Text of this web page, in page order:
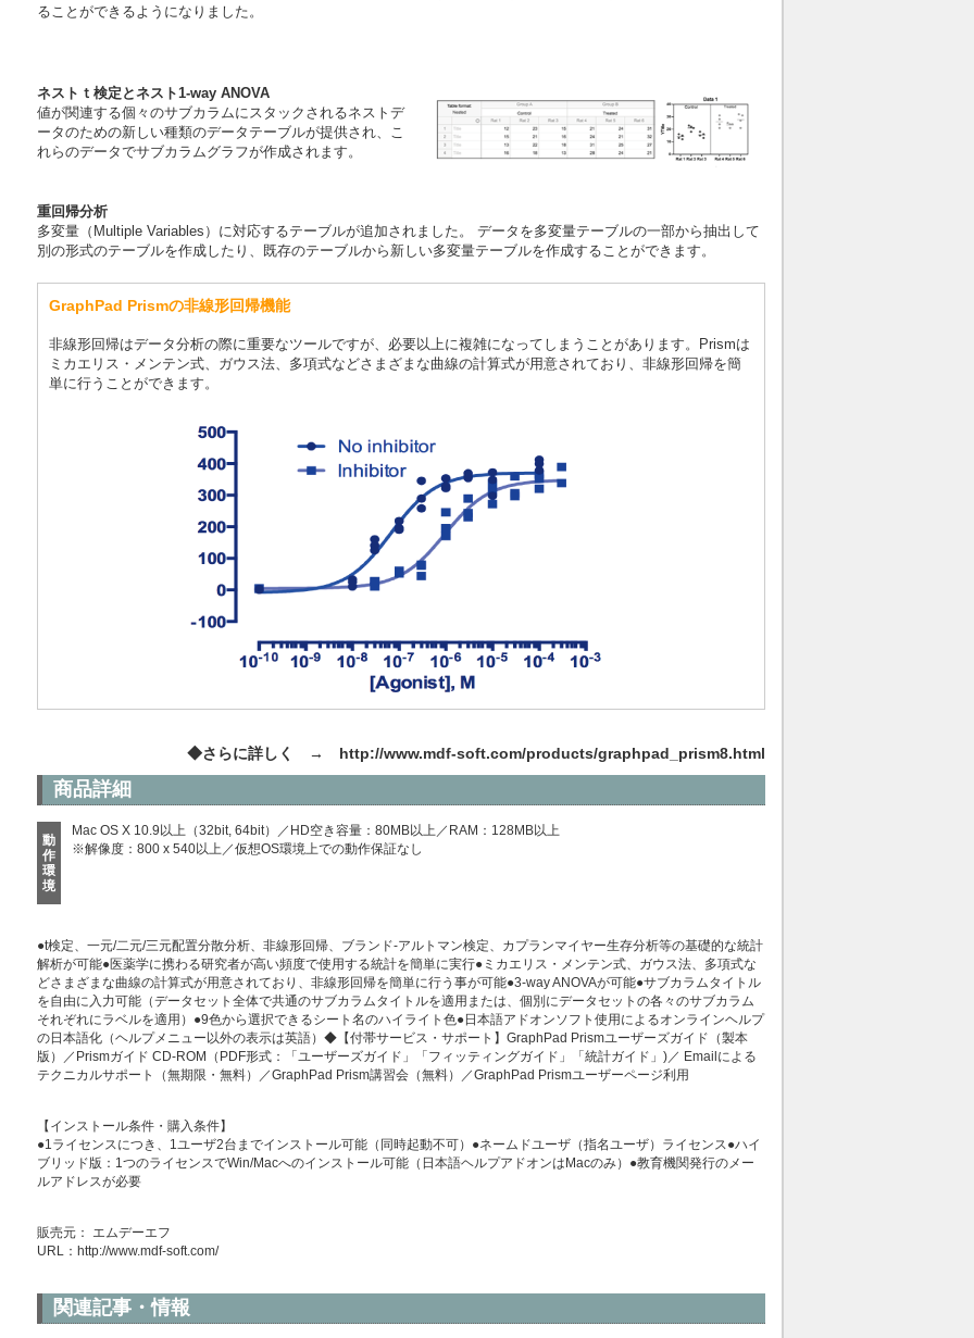
ることができるようになりました。
ネストｔ検定とネスト1-way ANOVA
値が関連する個々のサブカラムにスタックされるネストデ
ータのための新しい種類のデータテーブルが提供され、こ
れらのデータでサブカラムグラフが作成されます。
重回帰分析
多変量（Multiple Variables）に対応するテーブルが追加されました。 データを多変量テーブルの一部から抽出して
別の形式のテーブルを作成したり、既存のテーブルから新しい多変量テーブルを作成することができます。
GraphPad Prismの非線形回帰機能
非線形回帰はデータ分析の際に重要なツールですが、必要以上に複雑になってしまうことがあります。Prismは
ミカエリス・メンテン式、ガウス法、多項式などさまざまな曲線の計算式が用意されており、非線形回帰を簡
単に行うことができます。
◆さらに詳しく → http://www.mdf-soft.com/products/graphpad_prism8.html
商品詳細
動
作
環
境
Mac OS X 10.9以上（32bit, 64bit）／HD空き容量：80MB以上／RAM：128MB以上
※解像度：800 x 540以上／仮想OS環境上での動作保証なし
●t検定、一元/二元/三元配置分散分析、非線形回帰、ブランド-アルトマン検定、カプランマイヤー生存分析等の基礎的な統計
解析が可能●医薬学に携わる研究者が高い頻度で使用する統計を簡単に実行●ミカエリス・メンテン式、ガウス法、多項式な
どさまざまな曲線の計算式が用意されており、非線形回帰を簡単に行う事が可能●3-way ANOVAが可能●サブカラムタイトル
を自由に入力可能（データセット全体で共通のサブカラムタイトルを適用または、個別にデータセットの各々のサブカラム
それぞれにラベルを適用）●9色から選択できるシート名のハイライト色●日本語アドオンソフト使用によるオンラインヘルプ
の日本語化（ヘルプメニュー以外の表示は英語）◆【付帯サービス・サポート】GraphPad Prismユーザーズガイド（製本
版）／Prismガイド CD-ROM（PDF形式：「ユーザーズガイド」「フィッティングガイド」「統計ガイド」)／ Emailによる
テクニカルサポート（無期限・無料）／GraphPad Prism講習会（無料）／GraphPad Prismユーザーページ利用
【インストール条件・購入条件】
●1ライセンスにつき、1ユーザ2台までインストール可能（同時起動不可）●ネームドユーザ（指名ユーザ）ライセンス●ハイ
ブリッド版：1つのライセンスでWin/Macへのインストール可能（日本語ヘルプアドオンはMacのみ）●教育機関発行のメー
ルアドレスが必要
販売元： エムデーエフ
URL： http://www.mdf-soft.com/
関連記事・情報